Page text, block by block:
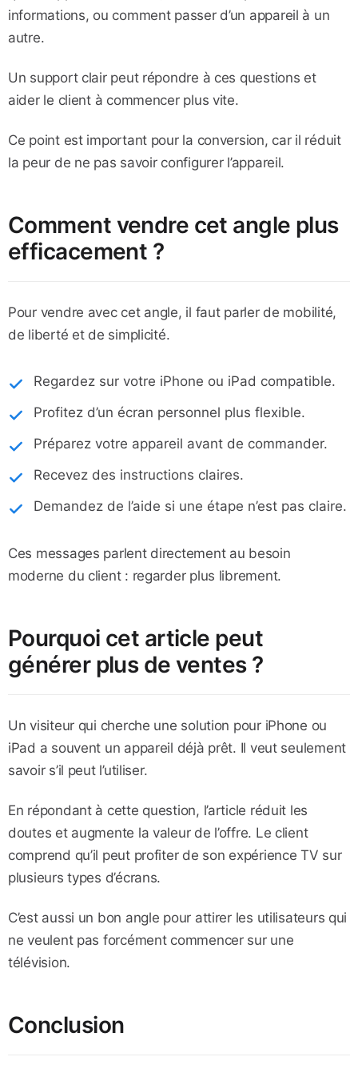
informations, ou comment passer d’un appareil à un
autre.
Un support clair peut répondre à ces questions et
aider le client à commencer plus vite.
Ce point est important pour la conversion, car il réduit
la peur de ne pas savoir configurer l’appareil.
Comment vendre cet angle plus
efficacement ?
Pour vendre avec cet angle, il faut parler de mobilité,
de liberté et de simplicité.
Regardez sur votre iPhone ou iPad compatible.
Profitez d’un écran personnel plus flexible.
Préparez votre appareil avant de commander.
Recevez des instructions claires.
Demandez de l’aide si une étape n’est pas claire.
Ces messages parlent directement au besoin
moderne du client : regarder plus librement.
Pourquoi cet article peut
générer plus de ventes ?
Un visiteur qui cherche une solution pour iPhone ou
iPad a souvent un appareil déjà prêt. Il veut seulement
savoir s’il peut l’utiliser.
En répondant à cette question, l’article réduit les
doutes et augmente la valeur de l’offre. Le client
comprend qu’il peut profiter de son expérience TV sur
plusieurs types d’écrans.
C’est aussi un bon angle pour attirer les utilisateurs qui
ne veulent pas forcément commencer sur une
télévision.
Conclusion